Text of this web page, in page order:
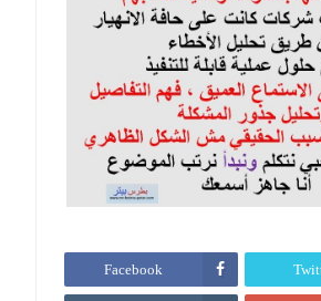
Facebook